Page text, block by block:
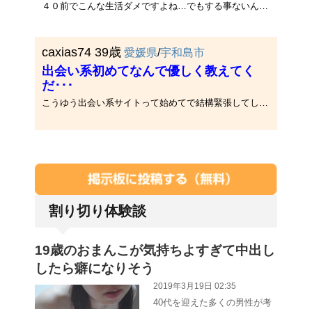
４０前でこんな生活ダメですよね…でもする事ないんです。だから出会い欲しいです☆
caxias74 39歳 愛媛県/宇和島市
出会い系初めてなんで優しく教えてく
だ･･･
こうゆう出会い系サイトって始めてで結構緊張してしまいますけど楽しい事もなくって…なんだか…寂しかったりもしています。 もし･･･
割り切り体験談
19歳のおまんこが気持ちよすぎて中出し
したら癖になりそう
2019年3月19日 02:35
40代を迎えた多くの男性が考